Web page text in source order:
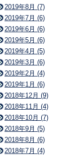
2019年8月 (7)
2019年7月 (6)
2019年6月 (6)
2019年5月 (6)
2019年4月 (5)
2019年3月 (6)
2019年2月 (4)
2019年1月 (6)
2018年12月 (9)
2018年11月 (4)
2018年10月 (7)
2018年9月 (5)
2018年8月 (6)
2018年7月 (4)